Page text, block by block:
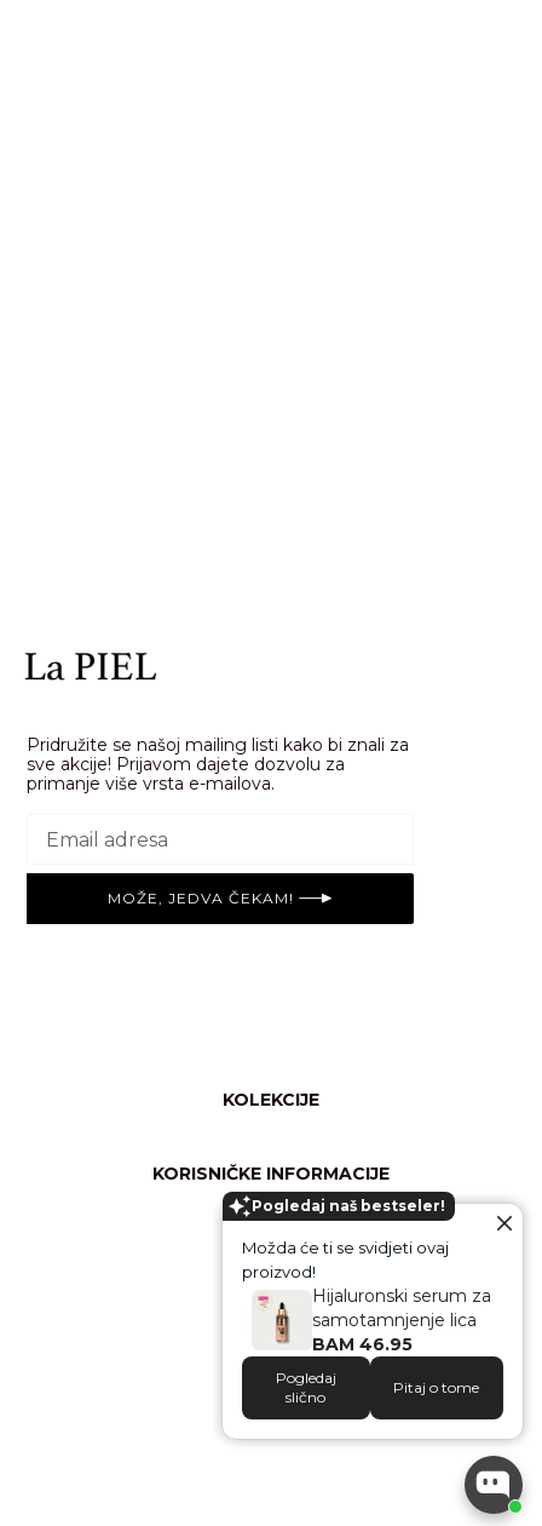
Pogledaj naš bestseler!
Možda će ti se svidjeti ovaj
proizvod!
Hijaluronski serum za
samotamnjenje lica
BAM 46.95
Pogledaj
slično
Pitaj o tome
Pridružite se našoj mailing listi kako bi znali za
sve akcije! Prijavom dajete dozvolu za
primanje više vrsta e-mailova.
MOŽE, JEDVA ČEKAM!
KOLEKCIJE
Njega tijela
Shimmer/glow
Rekviziti
Ruke & usne
Zaštita
KORISNIČKE INFORMACIJE
Česta pitanja
Opći uvjeti online kupovine
Pravila o privatnosti i sigurnost plaćanja
Povrat proizvoda i sredstava
GDPR izjava o privatnosti
La PIEL
O nama
KontaktFacebookInstagram